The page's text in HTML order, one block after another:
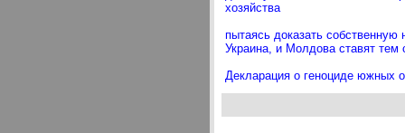
хозяйства
пытаясь доказать собственную
Украина, и Молдова ставят
Декларация о геноциде южных